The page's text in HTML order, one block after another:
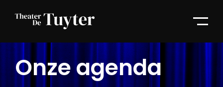
Onze agenda